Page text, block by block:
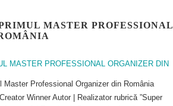
MASTER PROFESSIONAL
Master Professional Organizer din România
Winner Autor | Realizator rubrică ”Super